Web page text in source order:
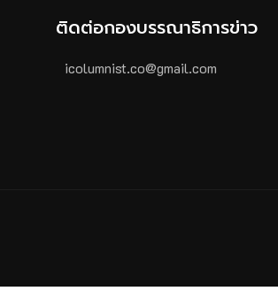
ติดต่อกองบรรณาธิการข่าว
icolumnist.co@gmail.com